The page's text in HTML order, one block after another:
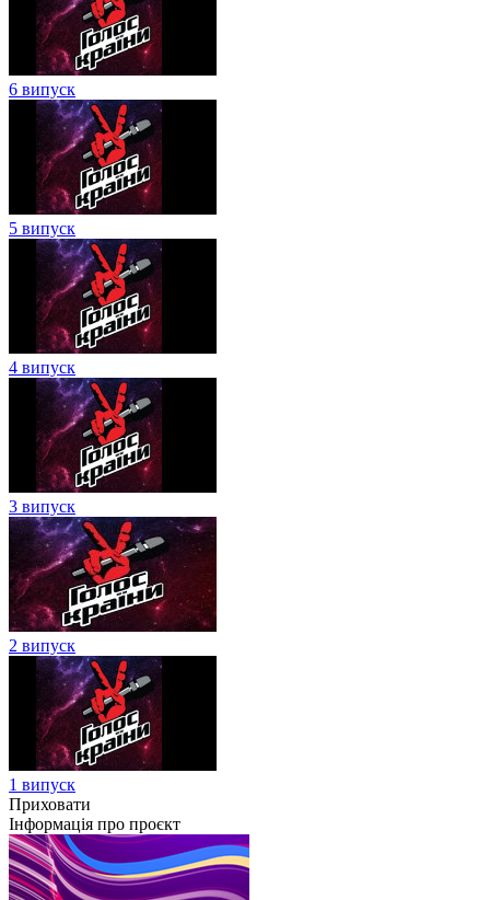
6 випуск
5 випуск
4 випуск
3 випуск
2 випуск
1 випуск
Приховати
Інформація про проєкт